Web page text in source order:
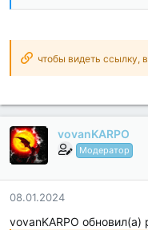
Debug code removed;
Remove default .source
Languages: Full Multi
чтобы видеть ссылку,
vovanKARPO
Модератор
08.01.2024
vovanKARPO обновил(а)